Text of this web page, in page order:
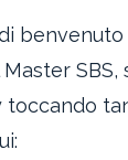
SBS,
toccando